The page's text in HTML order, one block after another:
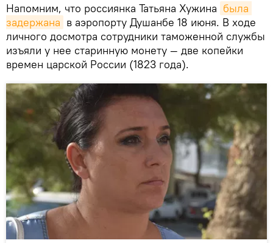
Напомним, что россиянка Татьяна Хужина была
задержана в аэропорту Душанбе 18 июня. В ходе
личного досмотра сотрудники таможенной службы
изъяли у нее старинную монету — две копейки
времен царской России (1823 года).